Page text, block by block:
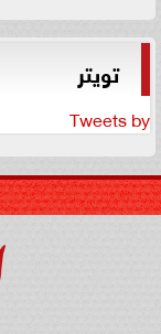
تويتر
Tweets by